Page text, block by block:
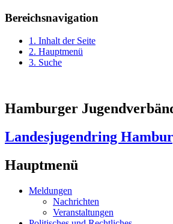
Bereichsnavigation
1. Inhalt der Seite
2. Hauptmenü
3. Suche
Hamburger
Landesjugendring
Hauptmenü
Meldungen
Nachrichten
Veranstaltungen